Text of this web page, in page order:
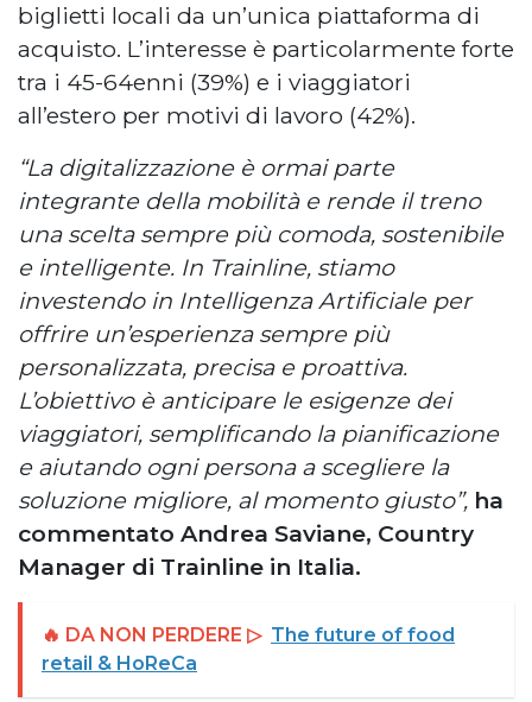
biglietti locali da un’unica piattaforma di
acquisto. L’interesse è particolarmente forte
tra i 45-64enni (39%) e i viaggiatori
all’estero per motivi di lavoro (42%).
“La digitalizzazione è ormai parte
integrante della mobilità e rende il treno
una scelta sempre più comoda, sostenibile
e intelligente. In Trainline, stiamo
investendo in Intelligenza Artificiale per
offrire un’esperienza sempre più
personalizzata, precisa e proattiva.
L’obiettivo è anticipare le esigenze dei
viaggiatori, semplificando la pianificazione
e aiutando ogni persona a scegliere la
soluzione migliore, al momento giusto”, ha
commentato Andrea Saviane, Country
Manager di Trainline in Italia.
🔥 DA NON PERDERE ▷ The future of food
retail & HoReCa